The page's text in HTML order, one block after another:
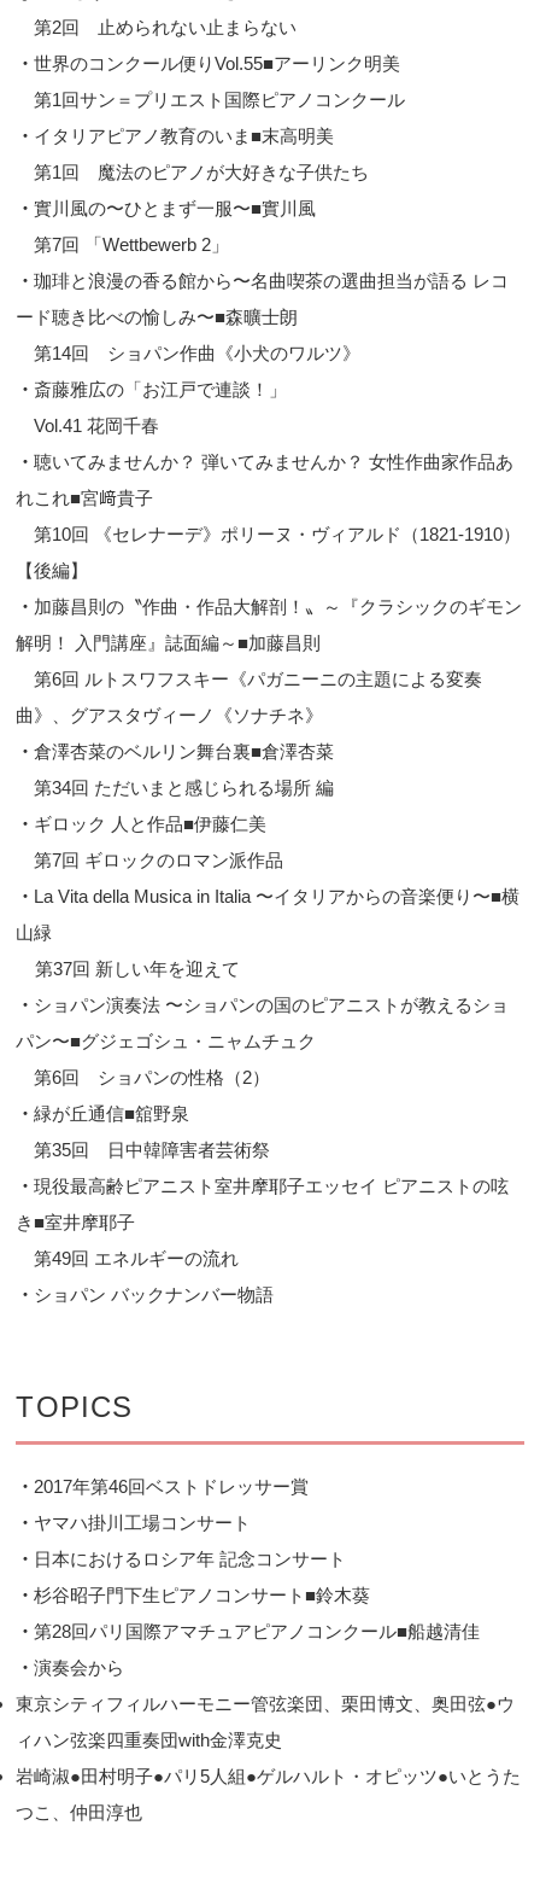
第2回 止められない止まらない
・世界のコンクール便りVol.55■アーリンク明美
第1回サン＝プリエスト国際ピアノコンクール
・ イタリアピアノ教育のいま■末高明美
第1回 魔法のピアノが大好きな子供たち
・實川風の〜ひとまず一服〜■實川風
第7回 「Wettbewerb 2」
・珈琲と浪漫の香る館から〜名曲喫茶の選曲担当が語る レコ
ード聴き比べの愉しみ〜■森曠士朗
第14回 ショパン作曲《小犬のワルツ》
・ 斎藤雅広の「お江戸で連談！」
Vol.41 花岡千春
・聴いてみませんか？ 弾いてみませんか？ 女性作曲家作品あ
れこれ■宮﨑貴子
第10回 《セレナーデ》ポリーヌ・ヴィアルド（1821-1910）
【後編】
・ 加藤昌則の〝作曲・作品大解剖！〟～『クラシックのギモン
解明！ 入門講座』誌面編～■加藤昌則
第6回 ルトスワフスキー《パガニーニの主題による変奏
曲》、グアスタヴィーノ《ソナチネ》
・倉澤杏菜のベルリン舞台裏■倉澤杏菜
第34回 ただいまと感じられる場所 編
・ ギロック 人と作品■伊藤仁美
第7回 ギロックのロマン派作品
・ La Vita della Musica in Italia 〜イタリアからの音楽便り〜■横
山緑
第37回 新しい年を迎えて
・ ショパン演奏法 〜ショパンの国のピアニストが教えるショ
パン〜■グジェゴシュ・ニャムチュク
第6回 ショパンの性格（2）
・緑が丘通信■舘野泉
第35回 日中韓障害者芸術祭
・現役最高齢ピアニスト室井摩耶子エッセイ ピアニストの呟
き■室井摩耶子
第49回 エネルギーの流れ
・ ショパン バックナンバー物語
TOPICS
・ 2017年第46回ベストドレッサー賞
・ ヤマハ掛川工場コンサート
・ 日本におけるロシア年 記念コンサート
・杉谷昭子門下生ピアノコンサート■鈴木葵
・第28回パリ国際アマチュアピアノコンクール■船越清佳
・演奏会から
東京シティフィルハーモニー管弦楽団、栗田博文、奥田弦●ウ
ィハン弦楽四重奏団with金澤克史
岩崎淑●田村明子●パリ5人組●ゲルハルト・オピッツ●いとうた
つこ、仲田淳也